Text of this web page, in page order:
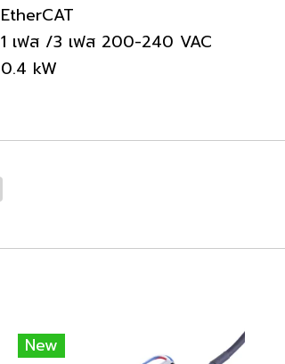
EtherCAT
1 เฟส /3 เฟส 200-240 VAC
0.4 kW
New